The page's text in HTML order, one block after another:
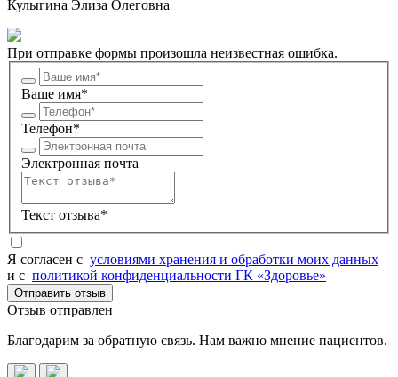
Кулыгина Элиза Олеговна
При отправке формы произошла неизвестная ошибка.
Ваше имя*
Телефон*
Электронная почта
Текст отзыва*
Я согласен c условиями хранения и обработки моих данных
и с политикой конфиденциальности ГК «Здоровье»
Отправить отзыв
Отзыв отправлен
Благодарим за обратную связь. Нам важно мнение пациентов.